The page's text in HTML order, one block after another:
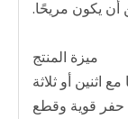
أن يكون مريحًا.
ميزة المنتج
اثنين أو ثلاثة
حفر قوية وقطع